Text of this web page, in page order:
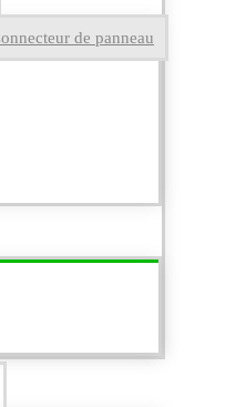
de panneau